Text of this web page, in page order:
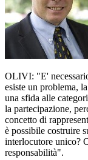
OLIVI: "E'
esiste un problema,
una sfida alle
la partecipazione,
concetto di
è possibile costruire
interlocutore unico?
responsabilità".